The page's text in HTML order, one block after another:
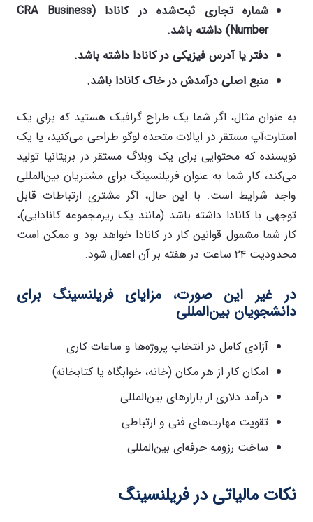
شماره تجاری ثبت‌شده در کانادا (CRA Business
Number) داشته باشد.
دفتر یا آدرس فیزیکی در کانادا داشته باشد.
منبع اصلی درآمدش در خاک کانادا باشد.
به عنوان مثال، اگر شما یک طراح گرافیک هستید که برای یک
استارت‌آپ مستقر در ایالات متحده لوگو طراحی می‌کنید، یا یک
نویسنده که محتوایی برای یک وبلاگ مستقر در بریتانیا تولید
می‌کند، کار شما به عنوان فریلنسینگ برای مشتریان بین‌المللی
واجد شرایط است. با این حال، اگر مشتری ارتباطات قابل
توجهی با کانادا داشته باشد (مانند یک زیرمجموعه کانادایی)،
کار شما مشمول قوانین کار در کانادا خواهد بود و ممکن است
محدودیت ۲۴ ساعت در هفته بر آن اعمال شود.
در غیر این صورت، مزایای فریلنسینگ برای
دانشجویان بین‌المللی
آزادی کامل در انتخاب پروژه‌ها و ساعات کاری
امکان کار از هر مکان (خانه، خوابگاه یا کتابخانه)
درآمد دلاری از بازارهای بین‌المللی
تقویت مهارت‌های فنی و ارتباطی
ساخت رزومه حرفه‌ای بین‌المللی
نکات مالیاتی در فریلنسینگ